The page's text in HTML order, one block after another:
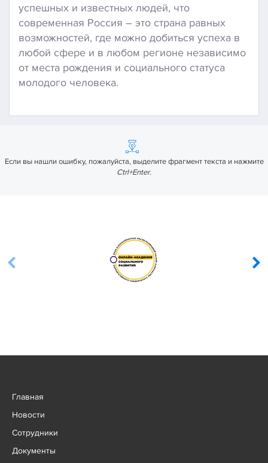
успешных и известных людей, что
современная Россия – это страна равных
возможностей, где можно добиться успеха в
любой сфере и в любом регионе независимо
от места рождения и социального статуса
молодого человека.
Если вы нашли ошибку, пожалуйста, выделите фрагмент текста и нажмите
Ctrl+Enter.
Главная
Новости
Сотрудники
Документы